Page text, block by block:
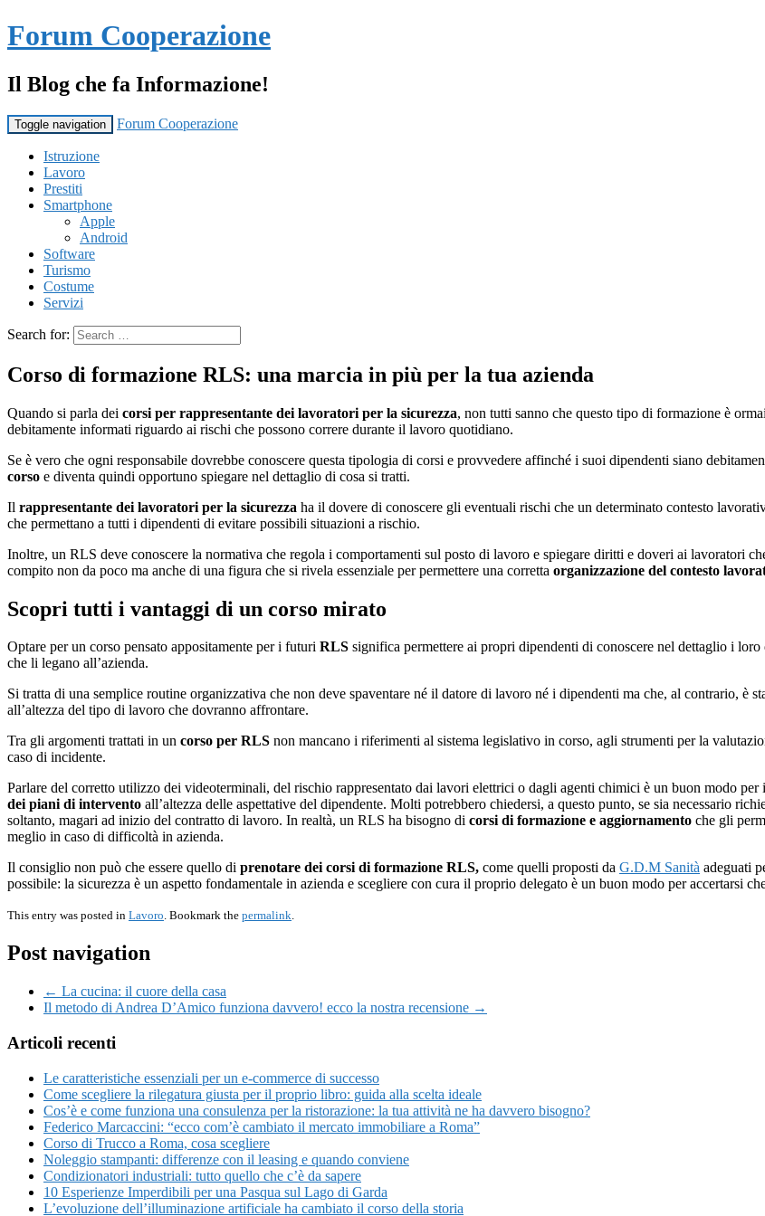
Forum Cooperazione
Il Blog che fa Informazione!
Toggle navigation Forum Cooperazione
Istruzione
Lavoro
Prestiti
Smartphone
Apple
Android
Software
Turismo
Costume
Servizi
Search for:
Corso di formazione RLS: una marcia in più per la tua azienda
Quando si parla dei corsi per rappresentante dei lavoratori per la sicurezza, non tutti sanno che questo tipo di formazione è
debitamente informati riguardo ai rischi che possono correre durante il lavoro quotidiano.
Se è vero che ogni responsabile dovrebbe conoscere questa tipologia di corsi e provvedere affinché i suoi dipendenti siano
corso e diventa quindi opportuno spiegare nel dettaglio di cosa si tratti.
Il rappresentante dei lavoratori per la sicurezza ha il dovere di conoscere gli eventuali rischi che un determinato contesto
che permettano a tutti i dipendenti di evitare possibili situazioni a rischio.
Inoltre, un RLS deve conoscere la normativa che regola i comportamenti sul posto di lavoro e spiegare diritti e doveri ai lavoratori
compito non da poco ma anche di una figura che si rivela essenziale per permettere una corretta organizzazione del contesto
Scopri tutti i vantaggi di un corso mirato
Optare per un corso pensato appositamente per i futuri RLS significa permettere ai propri dipendenti di conoscere nel dettaglio i
che li legano all’azienda.
Si tratta di una semplice routine organizzativa che non deve spaventare né il datore di lavoro né i dipendenti ma che, al contrario, è
all’altezza del tipo di lavoro che dovranno affrontare.
Tra gli argomenti trattati in un corso per RLS non mancano i riferimenti al sistema legislativo in corso, agli strumenti per la
caso di incidente.
Parlare del corretto utilizzo dei videoterminali, del rischio rappresentato dai lavori elettrici o dagli agenti chimici è un buon modo
dei piani di intervento all’altezza delle aspettative del dipendente. Molti potrebbero chiedersi, a questo punto, se sia necessario
soltanto, magari ad inizio del contratto di lavoro. In realtà, un RLS ha bisogno di corsi di formazione e aggiornamento che gli
meglio in caso di difficoltà in azienda.
Il consiglio non può che essere quello di prenotare dei corsi di formazione RLS, come quelli proposti da G.D.M Sanità adeguati
possibile: la sicurezza è un aspetto fondamentale in azienda e scegliere con cura il proprio delegato è un buon modo per accertarsi
This entry was posted in Lavoro. Bookmark the permalink.
Post navigation
← La cucina: il cuore della casa
Il metodo di Andrea D’Amico funziona davvero! ecco la nostra recensione →
Articoli recenti
Le caratteristiche essenziali per un e-commerce di successo
Come scegliere la rilegatura giusta per il proprio libro: guida alla scelta ideale
Cos’è e come funziona una consulenza per la ristorazione: la tua attività ne ha davvero bisogno?
Federico Marcaccini: “ecco com’è cambiato il mercato immobiliare a Roma”
Corso di Trucco a Roma, cosa scegliere
Noleggio stampanti: differenze con il leasing e quando conviene
Condizionatori industriali: tutto quello che c’è da sapere
10 Esperienze Imperdibili per una Pasqua sul Lago di Garda
L’evoluzione dell’illuminazione artificiale ha cambiato il corso della storia